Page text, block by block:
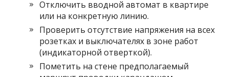
Отключить вводной автомат в квартире
или на конкретную линию.
Проверить отсутствие напряжения на всех
розетках и выключателях в зоне работ
(индикаторной отверткой).
Пометить на стене предполагаемый